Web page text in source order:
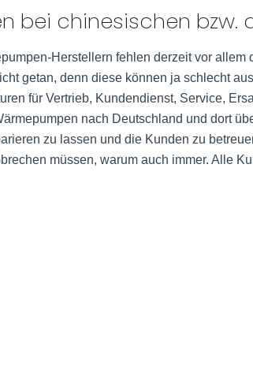
bei chinesischen
Herstellern fehlen derzeit vor
getan, denn diese können ja schlecht
für Vertrieb, Kundendienst, Service,
nach Deutschland und dort
zu lassen und die Kunden zu
müssen, warum auch immer. Alle